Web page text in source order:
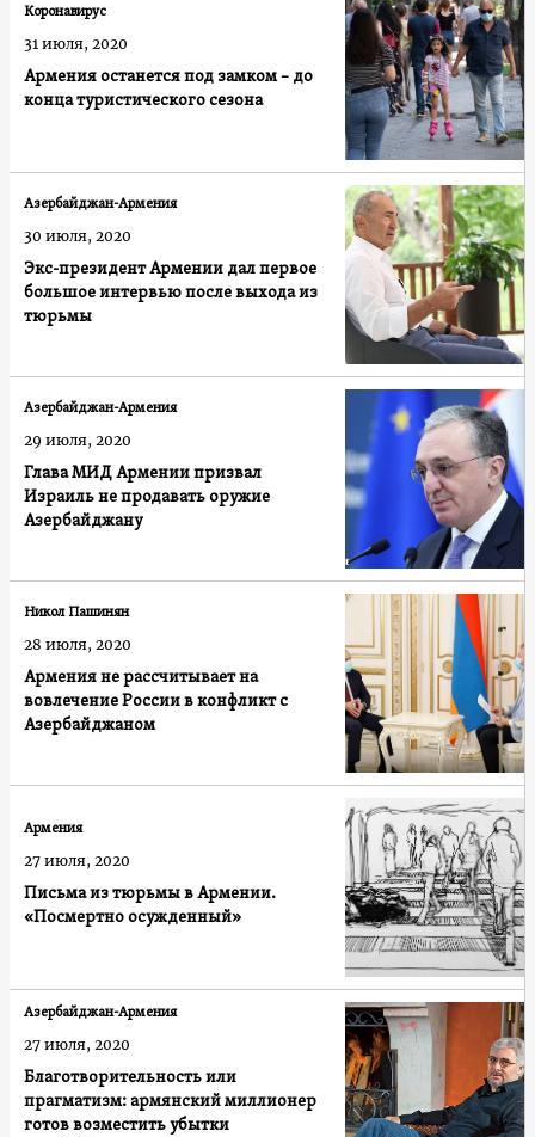
Армения останется под замком – до
конца туристического сезона
Коронавирус
31 июля, 2020
Экс-президент Армении дал первое
большое интервью после выхода из
тюрьмы
Азербайджан-Армения
30 июля, 2020
Глава МИД Армении призвал
Израиль не продавать оружие
Азербайджану
Азербайджан-Армения
29 июля, 2020
Армения не рассчитывает на
вовлечение России в конфликт с
Азербайджаном
Никол Пашинян
28 июля, 2020
Письма из тюрьмы в Армении.
«Посмертно осужденный»
Армения
27 июля, 2020
Благотворительность или
прагматизм: армянский миллионер
готов возместить убытки
Азербайджан-Армения
27 июля, 2020